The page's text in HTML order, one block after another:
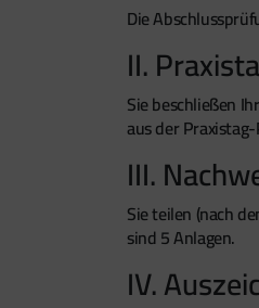
Die
II.
Sie beschließen
aus der
III.
Sie teilen (nach
sind 5 Anlagen.
IV.